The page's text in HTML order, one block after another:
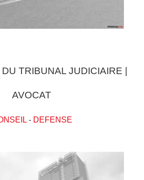
TRIBUNAL JUDICIAIRE |
AVOCAT
- DEFENSE